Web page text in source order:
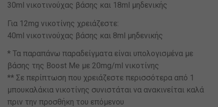
30ml νικοτινούχας βάσης και 18ml μηδενικής
Για 12mg νικοτίνης χρειάζεστε:
40ml νικοτινούχας βάσης και 8ml μηδενικής
* Τα παραπάνω παραδείγματα είναι υπολογισμένα με
βάσης της Boost Me με 20mg/ml νικοτίνης
** Σε περίπτωση που χρειάζεστε περισσότερα από 1
μπουκαλάκια νικοτίνης συνιστάται να ανακινείται καλά
πριν την προσθήκη του επόμενου